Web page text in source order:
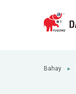
Bahay ►